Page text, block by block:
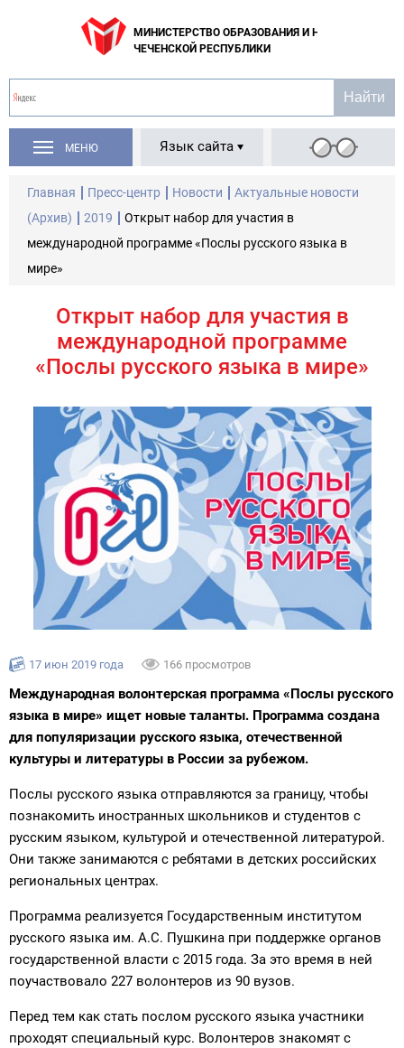
МИНИСТЕРСТВО ОБРАЗОВАНИЯ И НАУКИ
ЧЕЧЕНСКОЙ РЕСПУБЛИКИ
МЕНЮ Язык сайта
Главная Пресс-центр Новости
Актуальные новости
(Архив)
2019
Открыт набор для участия в
международной программе «Послы русского языка в
мире»
Открыт набор для участия в
международной программе
«Послы русского языка в мире»
17 июн 2019 года 166 просмотров
Международная волонтерская программа «Послы русского
языка в мире» ищет новые таланты. Программа создана
для популяризации русского языка, отечественной
культуры и литературы в России за рубежом.
Послы русского языка отправляются за границу, чтобы
познакомить иностранных школьников и студентов с
русским языком, культурой и отечественной литературой.
Они также занимаются с ребятами в детских российских
региональных центрах.
Программа реализуется Государственным институтом
русского языка им. А.С. Пушкина при поддержке органов
государственной власти с 2015 года. За это время в ней
поучаствовало 227 волонтеров из 90 вузов.
Перед тем как стать послом русского языка участники
проходят специальный курс. Волонтеров знакомят с